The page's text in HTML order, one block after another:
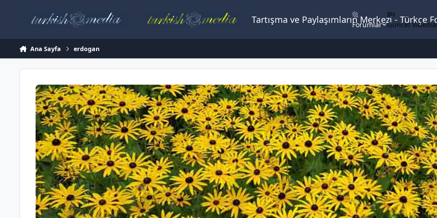
Tartışma ve Paylaşımların Merkezi -
Forumlar Güncel
Ana Sayfa erdogan